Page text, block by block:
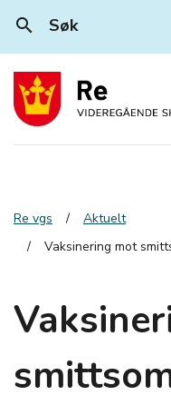
search Søk
Re vgs
Aktuelt
Vaksinering mot